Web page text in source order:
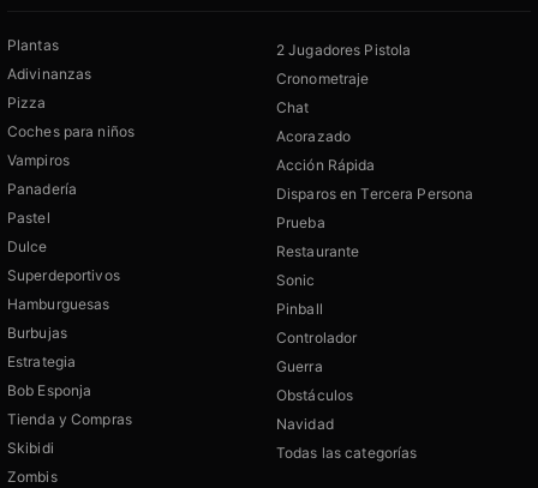
Plantas
Adivinanzas
Pizza
Coches para niños
Vampiros
Panadería
Pastel
Dulce
Superdeportivos
Hamburguesas
Burbujas
Estrategia
Bob Esponja
Tienda y Compras
Skibidi
Zombis
2 Jugadores Pistola
Cronometraje
Chat
Acorazado
Acción Rápida
Disparos en Tercera Persona
Prueba
Restaurante
Sonic
Pinball
Controlador
Guerra
Obstáculos
Navidad
Todas las categorías